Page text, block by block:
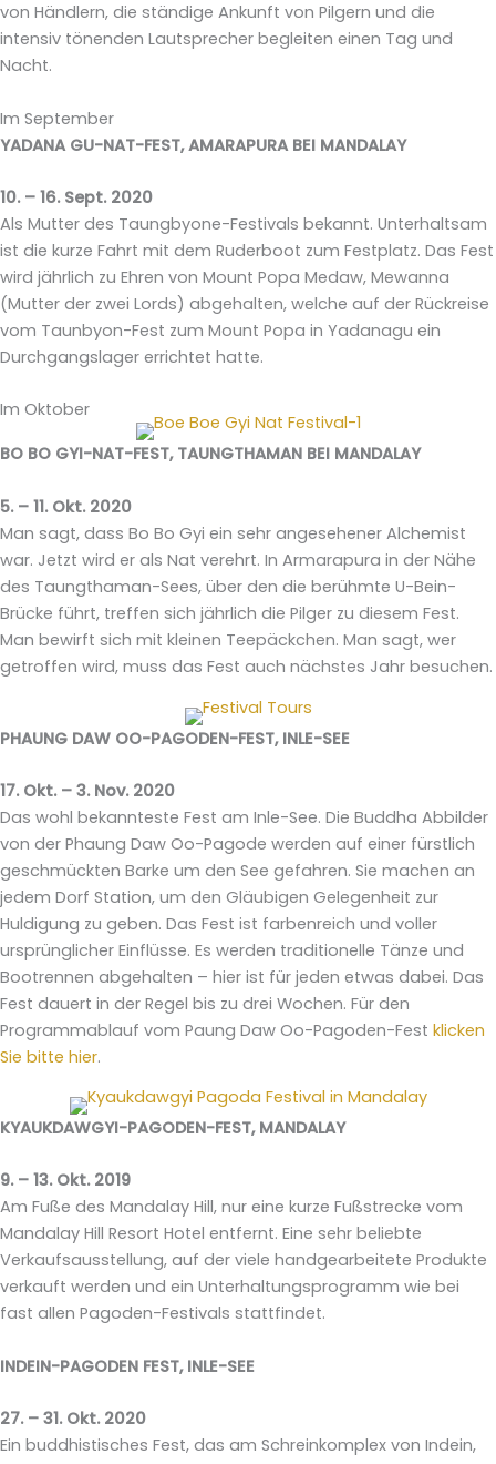
von Händlern, die ständige Ankunft von Pilgern und die
intensiv tönenden Lautsprecher begleiten einen Tag und
Nacht.
Im September
YADANA GU-NAT-FEST, AMARAPURA BEI MANDALAY
10. – 16. Sept. 2020
Als Mutter des Taungbyone-Festivals bekannt. Unterhaltsam
ist die kurze Fahrt mit dem Ruderboot zum Festplatz. Das Fest
wird jährlich zu Ehren von Mount Popa Medaw, Mewanna
(Mutter der zwei Lords) abgehalten, welche auf der Rückreise
vom Taunbyon-Fest zum Mount Popa in Yadanagu ein
Durchgangslager errichtet hatte.
Im Oktober
BO BO GYI-NAT-FEST, TAUNGTHAMAN BEI MANDALAY
5. – 11. Okt. 2020
Man sagt, dass Bo Bo Gyi ein sehr angesehener Alchemist
war. Jetzt wird er als Nat verehrt. In Armarapura in der Nähe
des Taungthaman-Sees, über den die berühmte U-Bein-
Brücke führt, treffen sich jährlich die Pilger zu diesem Fest.
Man bewirft sich mit kleinen Teepäckchen. Man sagt, wer
getroffen wird, muss das Fest auch nächstes Jahr besuchen.
PHAUNG DAW OO-PAGODEN-FEST, INLE-SEE
17. Okt. – 3. Nov. 2020
Das wohl bekannteste Fest am Inle-See. Die Buddha Abbilder
von der Phaung Daw Oo-Pagode werden auf einer fürstlich
geschmückten Barke um den See gefahren. Sie machen an
jedem Dorf Station, um den Gläubigen Gelegenheit zur
Huldigung zu geben. Das Fest ist farbenreich und voller
ursprünglicher Einflüsse. Es werden traditionelle Tänze und
Bootrennen abgehalten – hier ist für jeden etwas dabei. Das
Fest dauert in der Regel bis zu drei Wochen. Für den
Programmablauf vom Paung Daw Oo-Pagoden-Fest klicken
Sie bitte hier.
KYAUKDAWGYI-PAGODEN-FEST, MANDALAY
9. – 13. Okt. 2019
Am Fuße des Mandalay Hill, nur eine kurze Fußstrecke vom
Mandalay Hill Resort Hotel entfernt. Eine sehr beliebte
Verkaufsausstellung, auf der viele handgearbeitete Produkte
verkauft werden und ein Unterhaltungsprogramm wie bei
fast allen Pagoden-Festivals stattfindet.
INDEIN-PAGODEN FEST, INLE-SEE
27. – 31. Okt. 2020
Ein buddhistisches Fest, das am Schreinkomplex von Indein,